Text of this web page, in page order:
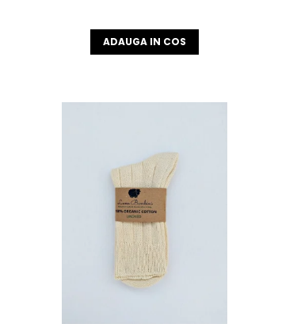
ADAUGA IN COS